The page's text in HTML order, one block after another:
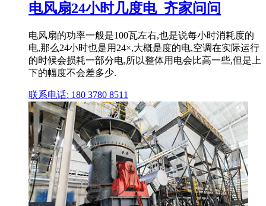
电风扇24小时几度电_齐家问问
电风扇的功率一般是100瓦左右,也是说每小时消耗度的
电,那么24小时也是用24×,大概是度的电,空调在实际运行
的时候会损耗一部分电,所以整体用电会比高一些,但是上
下的幅度不会差多少.
联系电话: 180 3780 8511